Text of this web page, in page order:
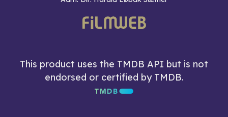
This product uses the TMDB API but is not
endorsed or certified by TMDB.